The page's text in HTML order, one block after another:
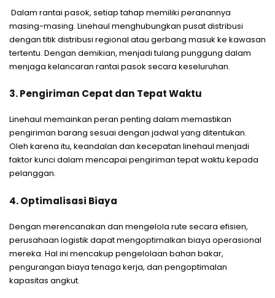
Dalam rantai pasok, setiap tahap memiliki peranannya
masing-masing. Linehaul menghubungkan pusat distribusi
dengan titik distribusi regional atau gerbang masuk ke kawasan
tertentu. Dengan demikian, menjadi tulang punggung dalam
menjaga kelancaran rantai pasok secara keseluruhan.
3. Pengiriman Cepat dan Tepat Waktu
Linehaul memainkan peran penting dalam memastikan
pengiriman barang sesuai dengan jadwal yang ditentukan.
Oleh karena itu, keandalan dan kecepatan linehaul menjadi
faktor kunci dalam mencapai pengiriman tepat waktu kepada
pelanggan.
4. Optimalisasi Biaya
Dengan merencanakan dan mengelola rute secara efisien,
perusahaan logistik dapat mengoptimalkan biaya operasional
mereka. Hal ini mencakup pengelolaan bahan bakar,
pengurangan biaya tenaga kerja, dan pengoptimalan
kapasitas angkut.